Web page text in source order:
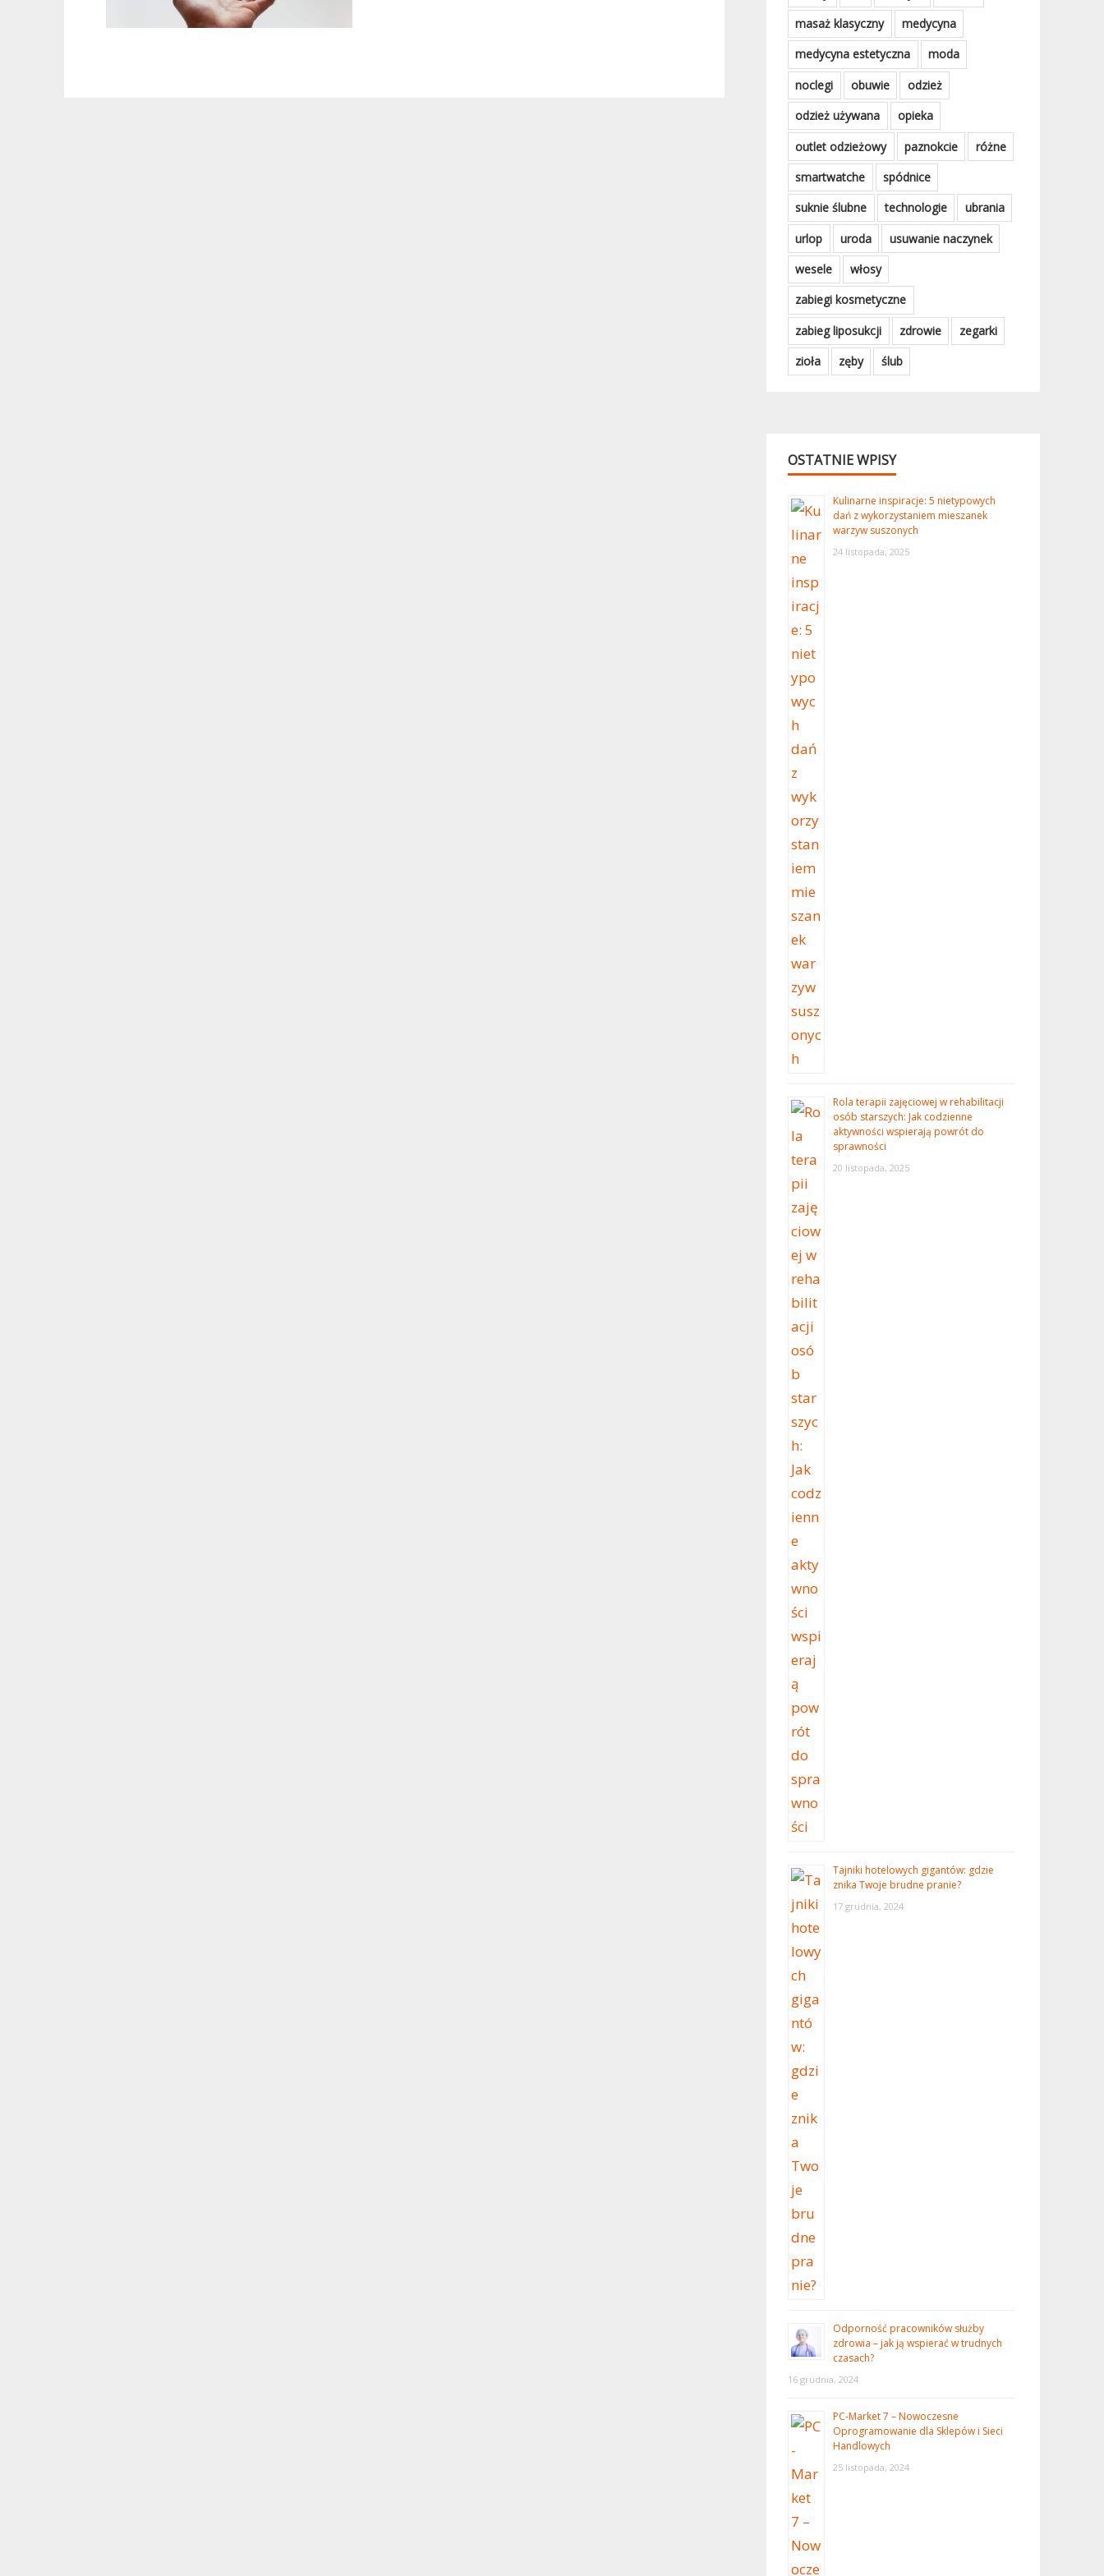
masaż klasyczny
medycyna
medycyna estetyczna
moda
noclegi
obuwie
odzież
odzież używana
opieka
outlet odzieżowy
paznokcie
różne
smartwatche
spódnice
suknie ślubne
technologie
ubrania
urlop
uroda
usuwanie naczynek
wesele
włosy
zabiegi kosmetyczne
zabieg liposukcji
zdrowie
zegarki
zioła
zęby ślub
OSTATNIE WPISY
Kulinarne inspiracje: 5 nietypowych
dań z wykorzystaniem mieszanek
warzyw suszonych
24 listopada, 2025
Rola terapii zajęciowej w rehabilitacji
osób starszych: Jak codzienne
aktywności wspierają powrót do
sprawności
20 listopada, 2025
Tajniki hotelowych gigantów: gdzie
znika Twoje brudne pranie?
17 grudnia, 2024
Odporność pracowników służby
zdrowia – jak ją wspierać w trudnych
czasach?
16 grudnia, 2024
PC-Market 7 – Nowoczesne
Oprogramowanie dla Sklepów i Sieci
Handlowych
25 listopada, 2024